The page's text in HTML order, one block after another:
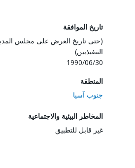
تاريخ الموافقة
(حتى تاريخ العرض على مجلس
التنفيذيين)
1990/06/30
المنطقة
جنوب آسيا
المخاطر البيئية والاجتماعية
غير قابل للتطبيق